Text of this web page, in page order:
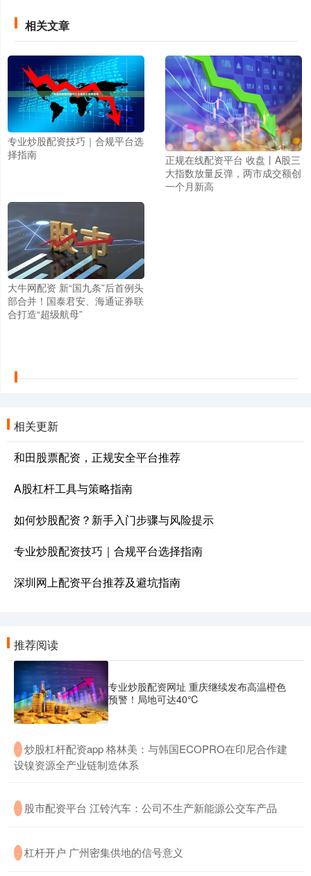
相关文章
专业炒股配资技巧｜合规平台选
择指南
正规在线配资平台 收盘丨A股三
大指数放量反弹，两市成交额创
一个月新高
大牛网配资 新“国九条”后首例头
部合并！国泰君安、海通证券联
合打造“超级航母”
相关更新
和田股票配资，正规安全平台推荐
A股杠杆工具与策略指南
如何炒股配资？新手入门步骤与风险提示
专业炒股配资技巧｜合规平台选择指南
深圳网上配资平台推荐及避坑指南
推荐阅读
专业炒股配资网址 重庆继续发布高温橙色
预警！局地可达40℃
· ​炒股杠杆配资app 格林美：与韩国ECOPRO在印尼合作建
设镍资源全产业链制造体系
· ​股市配资平台 江铃汽车：公司不生产新能源公交车产品
· ​杠杆开户 广州密集供地的信号意义